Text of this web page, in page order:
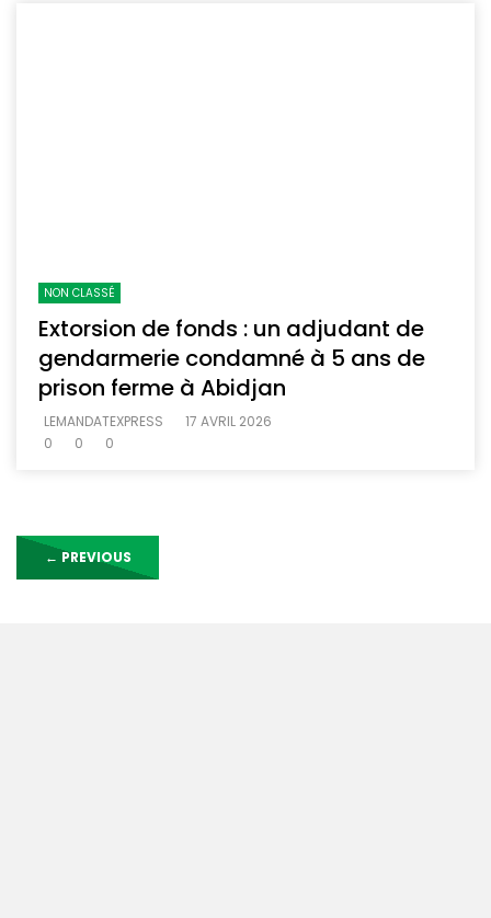
NON CLASSÉ
Extorsion de fonds : un adjudant de
gendarmerie condamné à 5 ans de
prison ferme à Abidjan
LEMANDATEXPRESS
17 AVRIL 2026
0
0 0
← PREVIOUS